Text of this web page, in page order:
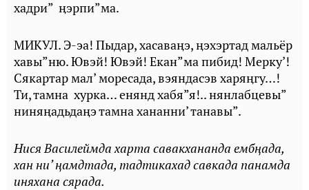
хадри” ӊэрпи”ма.
МИКУЛ. Э-эа! Пыдар, хасаваӊэ, ӊэхэртад мальёр
хавы”ню. Ювэй! Ювэй! Екан”ма пибид! Мерку’!
Сякартар мал’ моресада, вэяндасэв харяӊгу…!
Ти, тамна хурка… енянд хабя”я!.. нянлабцевы”
ниняӊадьдаӊэ тамна хананни’ танавы”.
Нися Василеймда харта савакхананда ембңада,
хан ни’ ңамдтада, тадтикахад савкада панамда
иняхана сярада.